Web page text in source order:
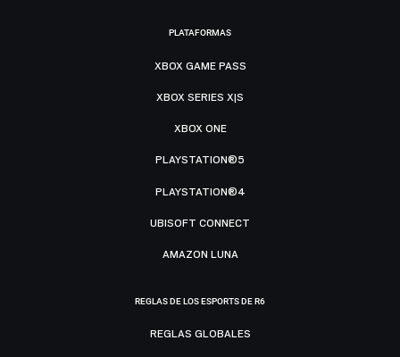
PLATAFORMAS
XBOX GAME PASS
XBOX SERIES X|S
XBOX ONE
PLAYSTATION®5
PLAYSTATION®4
UBISOFT CONNECT
AMAZON LUNA
REGLAS DE LOS ESPORTS DE R6
REGLAS GLOBALES